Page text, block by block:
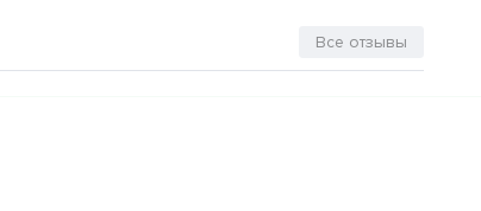
Все отзывы